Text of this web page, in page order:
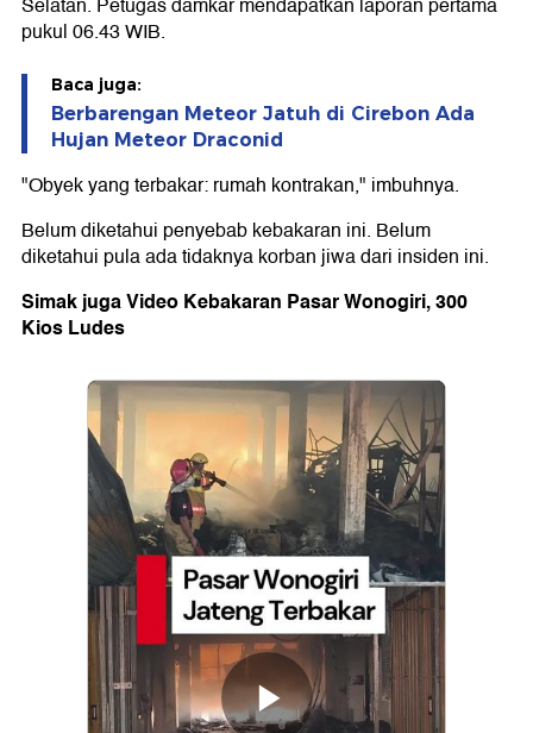
Selatan. Petugas damkar mendapatkan laporan pertama
pukul 06.43 WIB.
Baca juga:
Berbarengan Meteor Jatuh di Cirebon Ada
Hujan Meteor Draconid
"Obyek yang terbakar: rumah kontrakan," imbuhnya.
Belum diketahui penyebab kebakaran ini. Belum
diketahui pula ada tidaknya korban jiwa dari insiden ini.
Simak juga Video Kebakaran Pasar Wonogiri, 300
Kios Ludes